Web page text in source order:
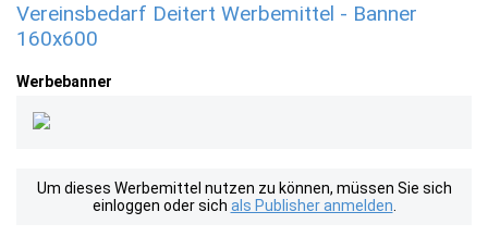
Vereinsbedarf Deitert Werbemittel - Banner
160x600
Werbebanner
Um dieses Werbemittel nutzen zu können, müssen Sie sich
einloggen oder sich als Publisher anmelden